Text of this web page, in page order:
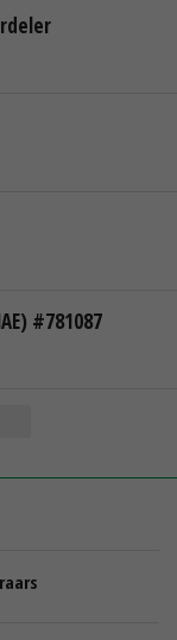
#781087